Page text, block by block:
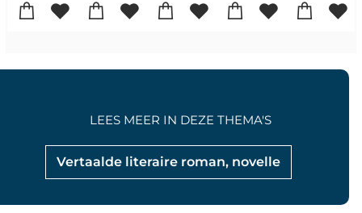
Vertaalde literaire roman, novelle
LEES MEER IN DEZE THEMA'S